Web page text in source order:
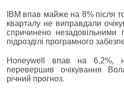
IBM впав майже на 8% після
кварталу не виправдали
спричинено
підрозділі програмного
Honeywell впав на 6,2%,
перевершив очікування
річний прогноз.